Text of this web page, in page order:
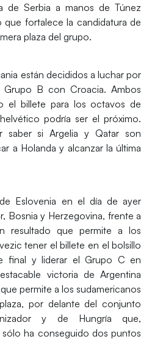
de Serbia a manos de Túnez
que fortalece la candidatura de
plaza del grupo.
están decididos a luchar por
Grupo B con Croacia. Ambos
el billete para los octavos de
podría ser el próximo.
saber si Argelia y Qatar son
a Holanda y alcanzar la última
Eslovenia en el día de ayer
Bosnia y Herzegovina, frente a
resultado que permite a los
tener el billete en el bolsillo
final y liderar el Grupo C en
victoria de Argentina
permite a los sudamericanos
por delante del conjunto
y de Hungría que,
ha conseguido dos puntos